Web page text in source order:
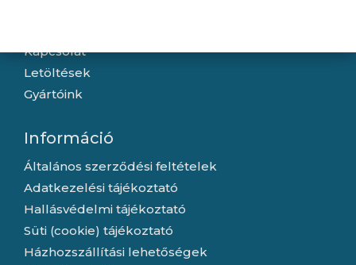
Kapcsolat
Letöltések
Gyártóink
Információ
Általános szerződési feltételek
Adatkezelési tájékoztató
Hallásvédelmi tájékoztató
Süti (cookie) tájékoztató
Házhozszállítási lehetőségek